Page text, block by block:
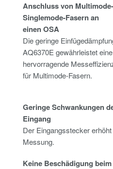
Anschluss von
Singlemode-Fasern an
einen OSA
Die geringe
AQ6370E gewährleistet eine
hervorragende
für Multimode-Fasern.
Geringe Schwankungen
Eingang
Der Eingangsstecker
Messung.
Keine Beschädigung